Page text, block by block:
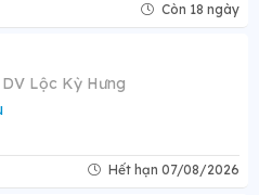
Còn 18 ngày
Lộc Kỳ Hưng
Hết hạn 07/08/2026